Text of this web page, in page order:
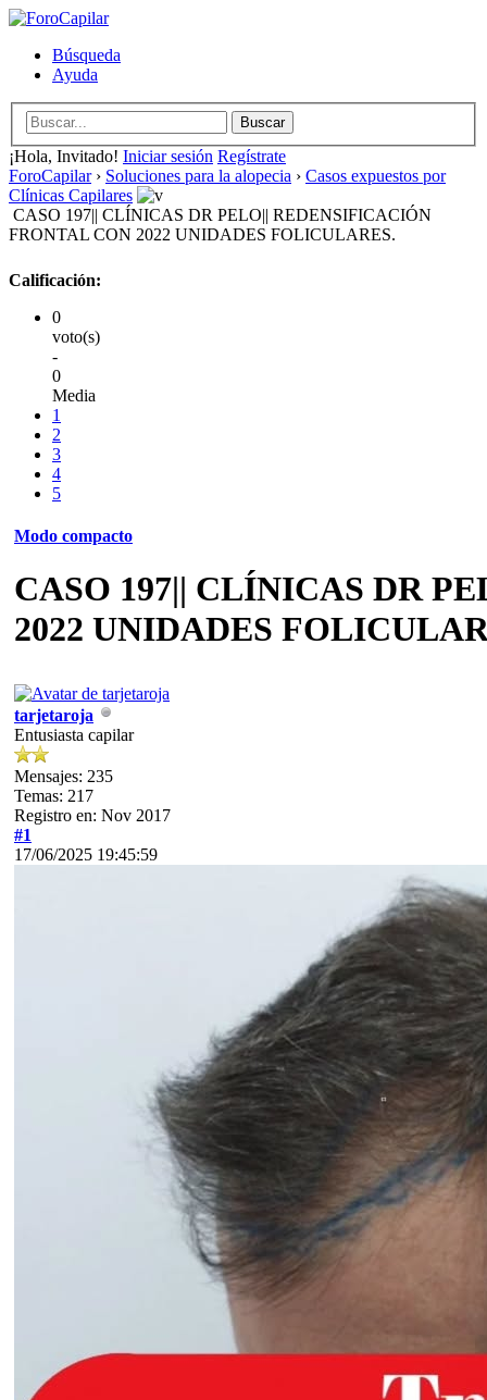
Búsqueda
Ayuda
¡Hola, Invitado! Iniciar sesión Regístrate
ForoCapilar› Soluciones para la alopecia › Casos expuestos por
Clínicas Capilares
CASO 197|| CLÍNICAS DR PELO|| REDENSIFICACIÓN
FRONTAL CON 2022 UNIDADES FOLICULARES.
Calificación:
0
voto(s)
-
0
Media
1
2
3
4
5
Modo compacto
CASO 197|| CLÍNICAS DR
2022 UNIDADES
tarjetaroja
Entusiasta capilar
Mensajes: 235
Temas: 217
Registro en: Nov 2017
#1
17/06/2025 19:45:59